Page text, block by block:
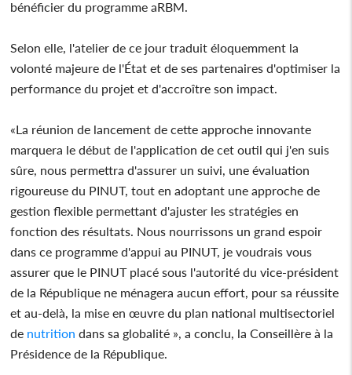
bénéficier du programme aRBM.
Selon elle, l'atelier de ce jour traduit éloquemment la
volonté majeure de l'État et de ses partenaires d'optimiser la
performance du projet et d'accroître son impact.
«La réunion de lancement de cette approche innovante
marquera le début de l'application de cet outil qui j'en suis
sûre, nous permettra d'assurer un suivi, une évaluation
rigoureuse du PINUT, tout en adoptant une approche de
gestion flexible permettant d'ajuster les stratégies en
fonction des résultats. Nous nourrissons un grand espoir
dans ce programme d'appui au PINUT, je voudrais vous
assurer que le PINUT placé sous l'autorité du vice-président
de la République ne ménagera aucun effort, pour sa réussite
et au-delà, la mise en œuvre du plan national multisectoriel
de nutrition dans sa globalité », a conclu, la Conseillère à la
Présidence de la République.